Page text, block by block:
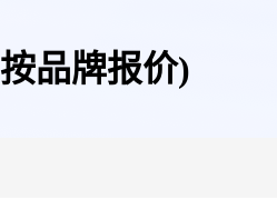
品牌报价)